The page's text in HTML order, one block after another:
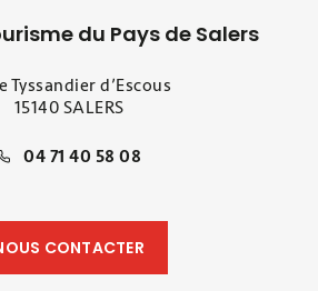
du Pays de Salers
Tyssandier d’Escous
15140 SALERS
04 71 40 58 08
CONTACTER